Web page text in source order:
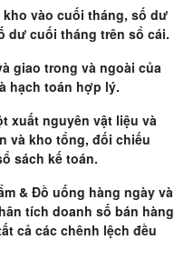
kho vào cuối tháng, số dư
dư cuối tháng trên sổ cái.
giao trong và ngoài của
hạch toán hợp lý.
xuất nguyên vật liệu và
và kho tổng, đối chiếu
sách kế toán.
& Đồ uống hàng ngày và
tích doanh số bán hàng
cả các chênh lệch đều